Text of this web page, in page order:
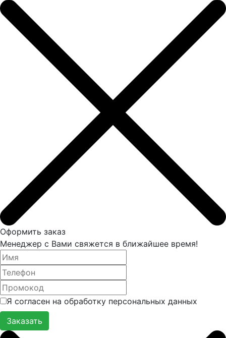
Оформить заказ
Менеджер с Вами свяжется в ближайшее время!
Я согласен на обработку персональных данных
Заказать